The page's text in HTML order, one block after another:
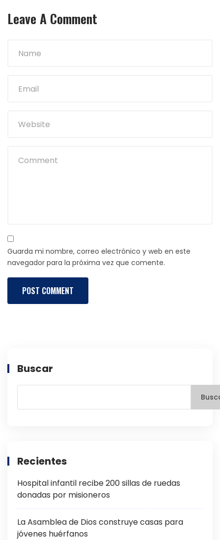
Leave A Comment
Guarda mi nombre, correo electrónico y web en este
navegador para la próxima vez que comente.
Buscar
Recientes
Hospital infantil recibe 200 sillas de ruedas
donadas por misioneros
La Asamblea de Dios construye casas para
jóvenes huérfanos